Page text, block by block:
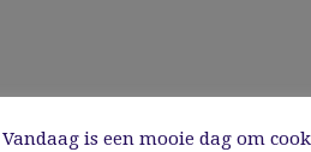
Vandaag is een mooie dag om